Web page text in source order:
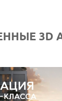
3D